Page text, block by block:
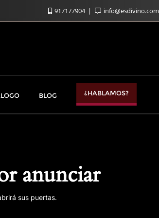
917177904 info@esdivino.com
BLOG ¿HABLAMOS?
anunciar
sus puertas.